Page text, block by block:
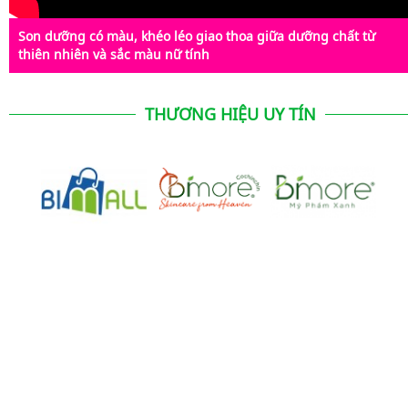
Son dưỡng có màu, khéo léo giao thoa giữa dưỡng chất từ
thiên nhiên và sắc màu nữ tính
THƯƠNG HIỆU UY TÍN